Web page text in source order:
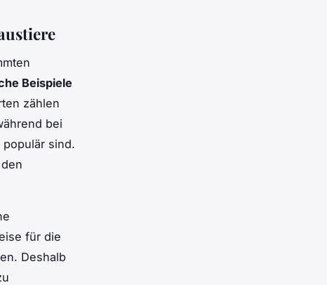
Beispiele
zählen
bei
sind.
für die
Deshalb